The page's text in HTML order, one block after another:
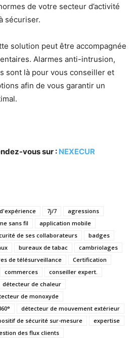
de votre secteur d’activité
sécuriser.
solution peut être accompagnée
Alarmes anti-intrusion,
sont là pour vous conseiller et
afin de vous garantir un
vous sur : NEXECUR
7j/7
agressions
sans fil
application mobile
de ses collaborateurs
badges
bureaux de tabac
cambriolages
de télésurveillance
Certification
commerces
conseiller expert.
détecteur de chaleur
de monoxyde
détecteur de mouvement extérieur
de sécurité sur-mesure
expertise
des flux clients